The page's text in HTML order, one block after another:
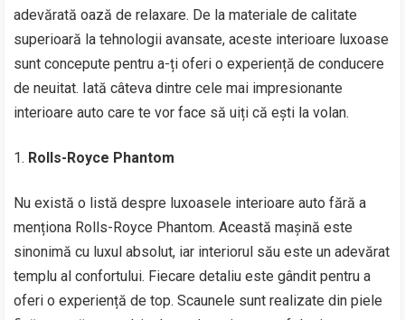
adevărată oază de relaxare. De la materiale de calitate
superioară la tehnologii avansate, aceste interioare luxoase
sunt concepute pentru a-ți oferi o experiență de conducere
de neuitat. Iată câteva dintre cele mai impresionante
interioare auto care te vor face să uiți că ești la volan.
Rolls-Royce Phantom
Nu există o listă despre luxoasele interioare auto fără a
menționa Rolls-Royce Phantom. Această mașină este
sinonimă cu luxul absolut, iar interiorul său este un adevărat
templu al confortului. Fiecare detaliu este gândit pentru a
oferi o experiență de top. Scaunele sunt realizate din piele